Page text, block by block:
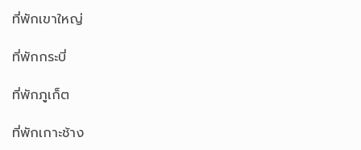
ที่พักเขาใหญ่
ที่พักกระบี่
ที่พักภูเก็ต
ที่พักเกาะช้าง